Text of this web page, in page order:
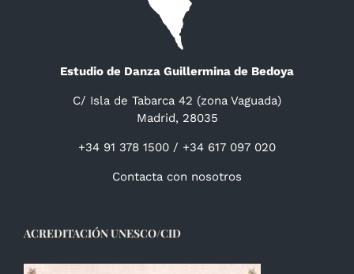
Estudio de Danza Guillermina de Bedoya
C/ Isla de Tabarca 42 (zona Vaguada)
Madrid, 28035
+34 91 378 1500 / +34 617 097 020
Contacta con nosotros
ACREDITACIÓN UNESCO/CID